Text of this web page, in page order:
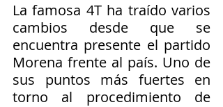
La famosa 4T ha traído varios
cambios desde que se
encuentra presente el partido
Morena frente al país. Uno de
sus puntos más fuertes en
torno al procedimiento de